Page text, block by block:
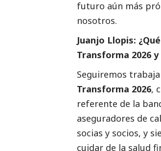
futuro aún más
nosotros.
Juanjo Llopis:
Transforma 2026
Seguiremos
Transforma 2026,
referente de la
aseguradores de
socias y socios, y
cuidar de la salud